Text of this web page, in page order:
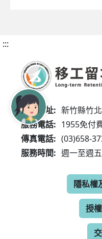
:::
服務地址: 新竹縣竹
服務電話: 1955免付
傳真電話: (03)658-
服務時間: 週一至週五
隱私權
授